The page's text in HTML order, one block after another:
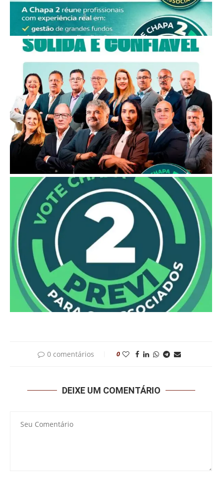
0 comentários 0
DEIXE UM COMENTÁRIO